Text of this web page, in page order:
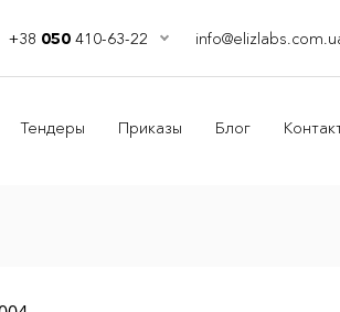
+38 050 410-63-22
Тендеры Приказы Блог